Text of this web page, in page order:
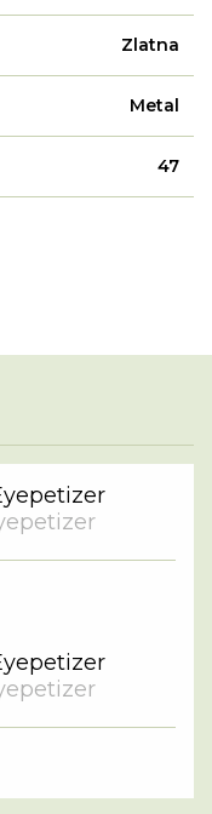
Zlatna
Metal
47